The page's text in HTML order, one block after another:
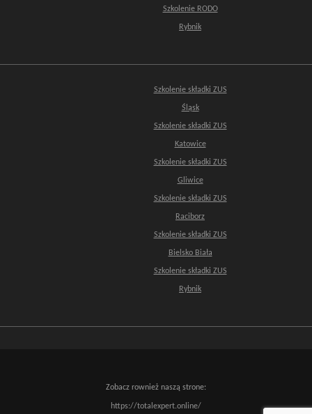
Szkolenie RODO
Rybnik
Szkolenie składki ZUS
Śląsk
Szkolenie składki ZUS
Katowice
Szkolenie składki ZUS
Gliwice
Szkolenie składki ZUS
Raciborz
Szkolenie składki ZUS
Bielsko Biała
Szkolenie składki ZUS
Rybnik
Zobacz rownież naszą strone:
https://totalexpert.online/